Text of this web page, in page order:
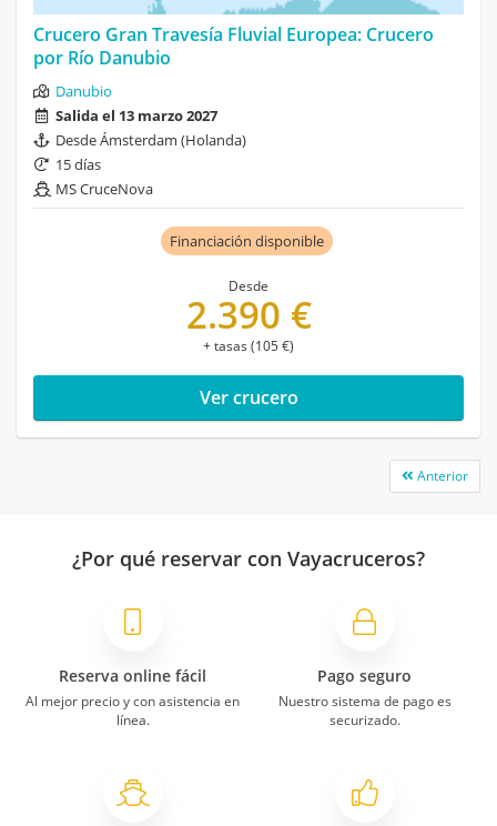
Crucero Gran Travesía Fluvial Europea: Crucero
por Río Danubio
Danubio
Salida el 13 marzo 2027
Desde Ámsterdam (Holanda)
15 días
MS CruceNova
Financiación disponible
Desde
2.390 €
+ tasas (105 €)
Ver crucero
Anterior
¿Por qué reservar con Vayacruceros?
Reserva online fácil
Al mejor precio y con asistencia en
línea.
Pago seguro
Nuestro sistema de pago es
securizado.